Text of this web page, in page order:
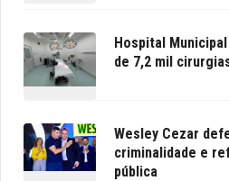
Hospital
de 7,2 mil
Wesley Cezar
criminalidade e
pública